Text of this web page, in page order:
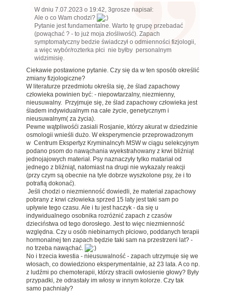
W dniu 7.07.2023 o 19:42, 3grosze napisał:
Ale o co Wam chodzi?
Pytanie jest fundamentalne. Warto tę grupę przebadać
(powąchać ? - to już moja złośliwość). Zapach
symptomatyczny bedzie świadczył o odmienności fizjologii,
a więc wybór/rozterka płci nie byłby personalnym
widzimisię.
Ciekawie postawione pytanie. Czy się da w ten sposób określić
zmiany fizjologiczne?
W literaturze przedmiotu określa się, że ślad zapachowy
człowieka powinien być: - niepowtarzalny, niezmienny,
nieusuwalny. Przyjmuje się, że ślad zapachowy człowieka jest
śladem indywidualnym na całe życie, genetycznym i
nieusuwalnym( za życia).
Pewne wątpliwośći zasiali Rosjanie, którzy akurat w dziedzinie
osmologii wnieśli dużo. W eksperymencie przeprowadzonym
w Centrum Ekspertyz Kryminalncyh MSW w ciągu selekcyjnym
podano psom do nawąchania wyekstrahowany z krwi bliźniąt
jednojajowych materiał. Psy naznaczyły tylko matariał od
jednego z bliźniąt, natomiast na drugi nie wykazaly reakcji
(przy czym są obecnie na tyle dobrze wyszkolone psy, że i to
potrafią dokonać).
Jeśli chodzi o niezmienność dowiedli, że materiał zapachowy
pobrany z krwi człowieka sprzed 15 laty jest taki sam po
upływie tego czasu. Ale i tu jest haczyk - da się u
indywidualnego osobnika rozróżnić zapach z czasów
dzieciństwa od tego dorosłego. Jest to więc niezmienność
względna. Czy u osób niebinarnych płciowo, poddanych terapii
hormonalnej ten zapach będzie taki sam na przestrzeni lat? -
no trzeba nawąchać.
No i trzecia kwestia - nieusuwalność - zapach utrzymuje się we
włosach, co dowiedziono eksperymentalnie, aż 23 lata. A co np.
z ludźmi po chemoterapii, którzy stracili owłosienie głowy? Były
przypadki, że odrastały im włosy w innym kolorze. Czy tak
samo pachniały?